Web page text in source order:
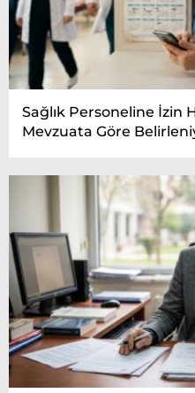
Sağlık Personeline İzin
Mevzuata Göre